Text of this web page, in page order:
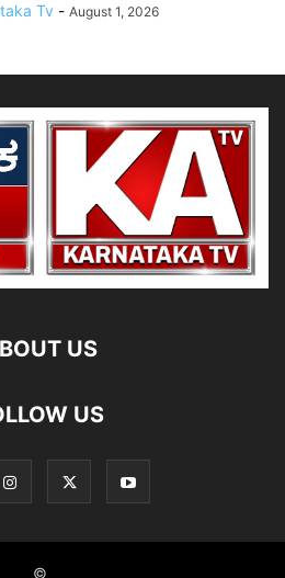
Tv - August 1, 2026
US
US
©